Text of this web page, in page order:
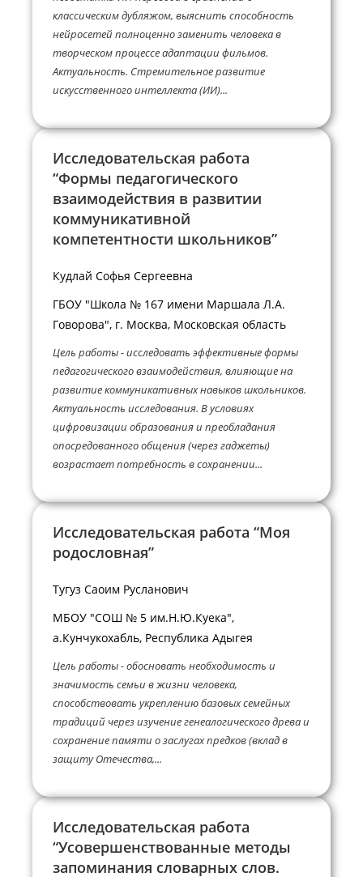
классическим дубляжом, выяснить способность
нейросетей полноценно заменить человека в
творческом процессе адаптации фильмов.
Актуальность. Стремительное развитие
искусственного интеллекта (ИИ)...
Исследовательская работа
“Формы педагогического
взаимодействия в развитии
коммуникативной
компетентности школьников”
Кудлай Софья Сергеевна
ГБОУ "Школа № 167 имени Маршала Л.А.
Говорова", г. Москва, Московская область
Цель работы - исследовать эффективные формы
педагогического взаимодействия, влияющие на
развитие коммуникативных навыков школьников.
Актуальность исследования. В условиях
цифровизации образования и преобладания
опосредованного общения (через гаджеты)
возрастает потребность в сохранении...
Исследовательская работа “Моя
родословная”
Тугуз Саоим Русланович
МБОУ "СОШ № 5 им.Н.Ю.Куека",
а.Кунчукохабль, Республика Адыгея
Цель работы - обосновать необходимость и
значимость семьи в жизни человека,
способствовать укреплению базовых семейных
традиций через изучение генеалогического древа и
сохранение памяти о заслугах предков (вклад в
защиту Отечества,...
Исследовательская работа
“Усовершенствованные методы
запоминания словарных слов.